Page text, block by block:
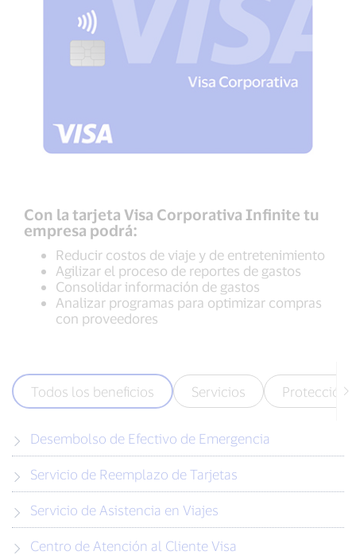
Con la tarjeta Visa Corporativa Infinite tu
empresa podrá:
Reducir costos de viaje y de entretenimiento
Agilizar el proceso de reportes de gastos
Consolidar información de gastos
Analizar programas para optimizar compras
con proveedores
Todos los beneficios Servicios Protección
Desembolso de Efectivo de Emergencia
Servicio de Reemplazo de Tarjetas
Servicio de Asistencia en Viajes
Centro de Atención al Cliente Visa